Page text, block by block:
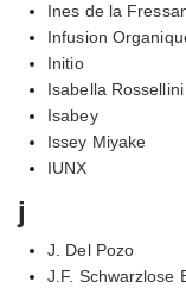
Ines de la
Infusion
Initio
Isabella Rossellini
Isabey
Issey Miyake
IUNX
j
J. Del Pozo
J.F. Schwarzlose